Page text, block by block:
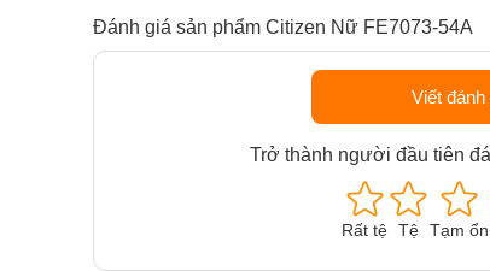
Đánh giá sản phẩm Citizen Nữ FE7073-54A
Viết đánh
Trở thành người đầu tiên
Rất tệ Tệ Tạm ổn